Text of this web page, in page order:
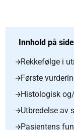
Innhold på
Rekkefølge i
Første
Histologisk
Utbredelse av
Pasientens